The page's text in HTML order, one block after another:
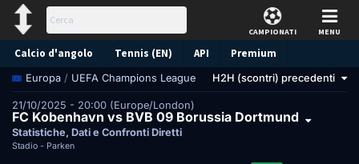
CAMPIONATI MENU
Calcio d'angolo Tennis (EN) API Premium
Pronostico
Europa / UEFA Champions League H2H (scontri) precedenti
21/10/2025 - 20:00 (Europe/London)
FC Kobenhavn vs BVB 09 Borussia Dortmund
Statistiche, Dati e Confronti Diretti
Stadio - Parken